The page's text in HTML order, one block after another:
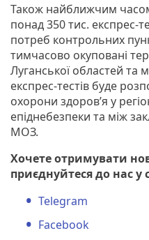
Також найближчим
понад 350 тис. експрес-
потреб контрольних
тимчасово окуповані
Луганської областей та
експрес-тестів буде
охорони здоров’я у
епіднебезпеки та між
МОЗ.
Хочете отримувати
приєднуйтеся до нас
Telegram
Facebook